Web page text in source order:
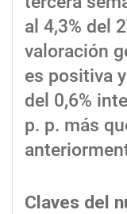
al 4,3% del
valoración
es positiva
del 0,6%
p. p. más
Claves del